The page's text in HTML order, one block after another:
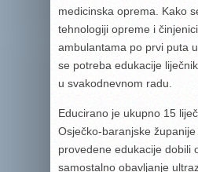
medicinska oprema. Kako
tehnologiji opreme i
ambulantama po prvi puta
se potreba edukacije
u svakodnevnom radu.
Educirano je ukupno 15
Osječko-baranjske
provedene edukacije dobili
samostalno obavljanje